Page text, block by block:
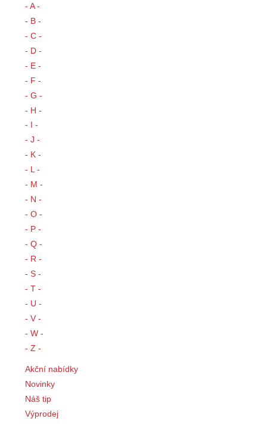
- A -
- B -
- C -
- D -
- E -
- F -
- G -
- H -
- I -
- J -
- K -
- L -
- M -
- N -
- O -
- P -
- Q -
- R -
- S -
- T -
- U -
- V -
- W -
- Z -
Akční nabídky
Novinky
Náš tip
Výprodej